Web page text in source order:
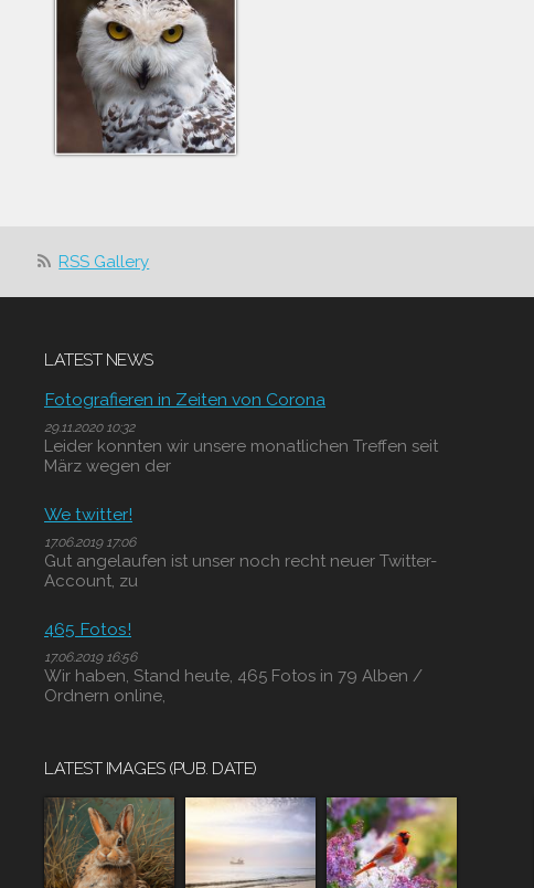
RSS Gallery
LATEST NEWS
Fotografieren in Zeiten von Corona
29.11.2020 10:32
Leider konnten wir unsere monatlichen Treffen seit
März wegen der
We twitter!
17.06.2019 17:06
Gut angelaufen ist unser noch recht neuer Twitter-
Account, zu
465 Fotos!
17.06.2019 16:56
Wir haben, Stand heute, 465 Fotos in 79 Alben /
Ordnern online,
LATEST IMAGES (PUB. DATE)